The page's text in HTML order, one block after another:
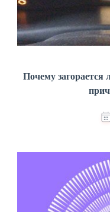
Почему загорается